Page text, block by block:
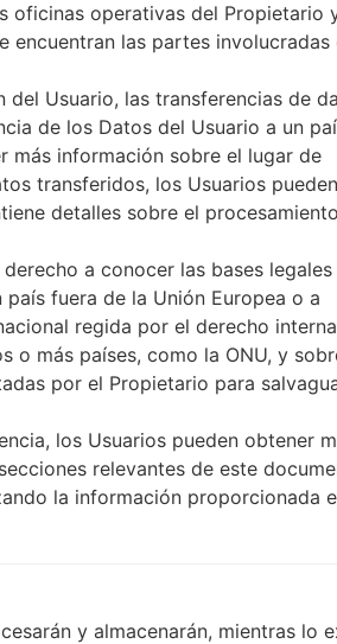
Talla
Talla
Lollipop 1.05 GiB
1.02 GiB
oficinas operativas del Propietario
encuentran las partes involucradas
del Usuario, las transferencias de
de los Datos del Usuario a un
más información sobre el lugar de
transferidos, los Usuarios pueden
detalles sobre el
a conocer las bases
fuera de la Unión Europea o a
regida por el derecho
o más países, como la ONU, y
por el Propietario para
los Usuarios pueden obtener
relevantes de este
la información proporcionada
y almacenarán, mientras lo